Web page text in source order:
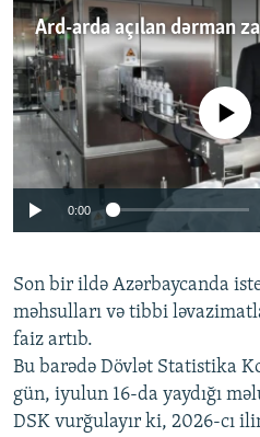
Auto 240p
720p
No media source
0:00
Son bir ildə Azərbaycanda
məhsulları və tibbi
faiz artıb.
Bu barədə Dövlət Statistika
gün, iyulun 16-da yaydığı
DSK vurğulayır ki, 2026-cı